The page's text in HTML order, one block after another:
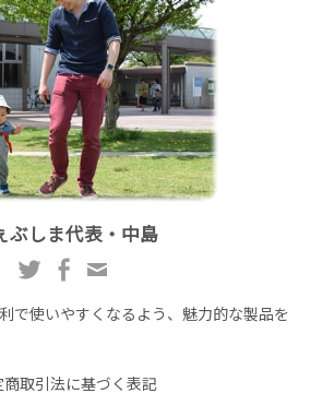
ぶしま代表・中島
で使いやすくなるよう、魅力的な製品を
商取引法に基づく表記